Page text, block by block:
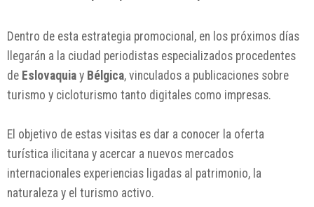
Dentro de esta estrategia promocional, en los próximos días
llegarán a la ciudad periodistas especializados procedentes
de Eslovaquia y Bélgica, vinculados a publicaciones sobre
turismo y cicloturismo tanto digitales como impresas.
El objetivo de estas visitas es dar a conocer la oferta
turística ilicitana y acercar a nuevos mercados
internacionales experiencias ligadas al patrimonio, la
naturaleza y el turismo activo.